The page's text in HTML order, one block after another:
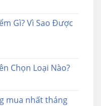
Gì? Vì Sao Được
Chọn Loại Nào?
mua nhất tháng